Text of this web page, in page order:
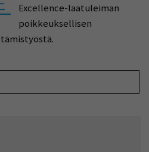
Excellence-laatuleiman
poikkeuksellisen